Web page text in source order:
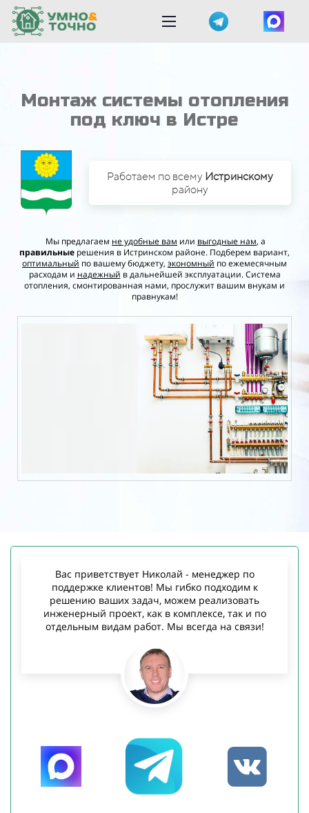
Монтаж системы отопления
под ключ в Истре
Работаем по всему Истринскому
району
Мы предлагаем не удобные вам или выгодные нам, а
правильные решения в Истринском районе. Подберем вариант,
оптимальный по вашему бюджету, экономный по ежемесячным
расходам и надежный в дальнейшей эксплуатации. Система
отопления, смонтированная нами, прослужит вашим внукам и
правнукам!
Вас приветствует Николай - менеджер по
поддержке клиентов! Мы гибко подходим к
решению ваших задач, можем реализовать
инженерный проект, как в комплексе, так и по
отдельным видам работ. Мы всегда на связи!